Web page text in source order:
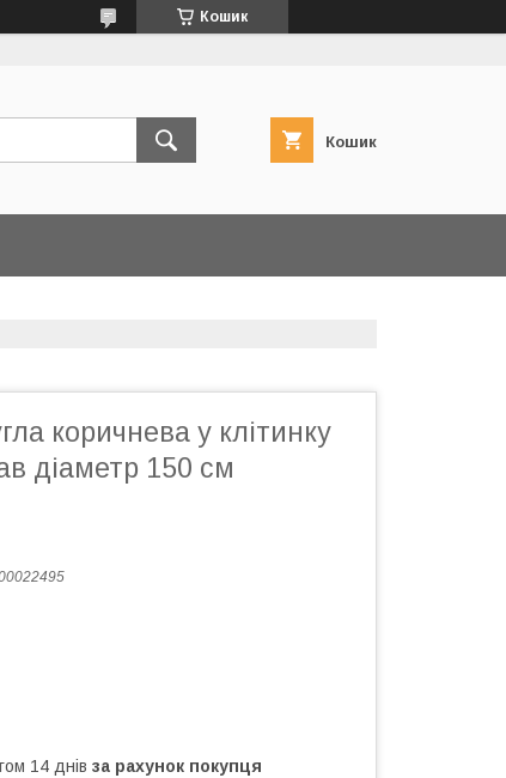
Кошик
Кошик
коричнева у клітинку
діаметр 150 см
14 днів за рахунок покупця